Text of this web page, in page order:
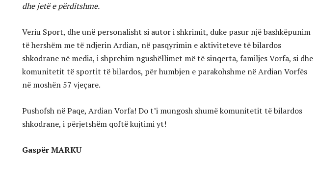
dhe jetë e përditshme.
Veriu Sport, dhe unë personalisht si autor i shkrimit, duke pasur një bashkëpunim
të hershëm me të ndjerin Ardian, në pasqyrimin e aktiviteteve të bilardos
shkodrane në media, i shprehim ngushëllimet më të sinqerta, familjes Vorfa, si dhe
komunitetit të sportit të bilardos, për humbjen e parakohshme në Ardian Vorfës
në moshën 57 vjeçare.
Pushofsh në Paqe, Ardian Vorfa! Do t’i mungosh shumë komunitetit të bilardos
shkodrane, i përjetshëm qoftë kujtimi yt!
Gaspër MARKU